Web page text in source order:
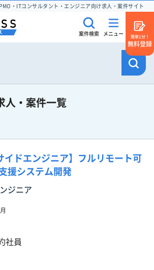
・ITコンサルタント・エンジニア向け求人・案件サイト
案件検索 メニュー
簡単1分！
無料登録
人・案件一覧
イドエンジニア】フルリモート可
援システム開発
ジニア
社員